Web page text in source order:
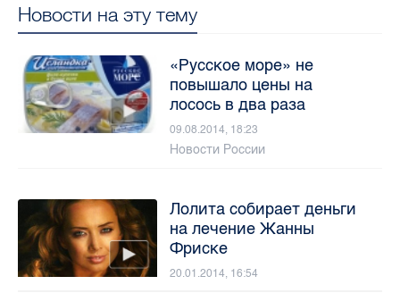
Новости на эту тему
«Русское море» не
повышало цены на
лосось в два раза
09.08.2014, 18:23
Новости России
Лолита собирает деньги
на лечение Жанны
Фриске
20.01.2014, 16:54